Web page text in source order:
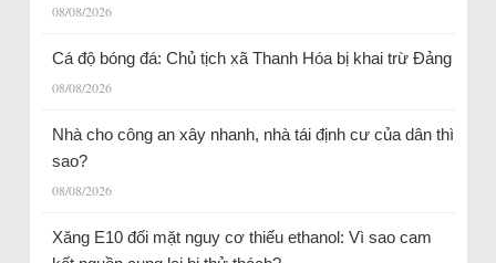
08/08/2026
Cá độ bóng đá: Chủ tịch xã Thanh Hóa bị khai trừ Đảng
08/08/2026
Nhà cho công an xây nhanh, nhà tái định cư của dân thì
sao?
08/08/2026
Xăng E10 đối mặt nguy cơ thiếu ethanol: Vì sao cam